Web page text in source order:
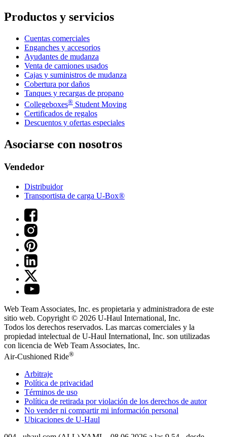
Productos y servicios
Cuentas comerciales
Enganches y accesorios
Ayudantes de mudanza
Venta de camiones usados
Cajas y suministros de mudanza
Cobertura por daños
Tanques y recargas de propano
Collegeboxes® Student Moving
Certificados de regalos
Descuentos y ofertas especiales
Asociarse con nosotros
Vendedor
Distribuidor
Transportista de carga U-Box®
Web Team Associates, Inc. es propietaria y administradora de este
sitio web. Copyright © 2026 U-Haul International, Inc.
Todos los derechos reservados. Las marcas comerciales y la
propiedad intelectual de U-Haul International, Inc. son utilizadas
con licencia de Web Team Associates, Inc.
Air-Cushioned Ride®
Arbitraje
Política de privacidad
Términos de uso
Política de retirada por violación de los derechos de autor
No vender ni compartir mi información personal
Ubicaciones de U-Haul